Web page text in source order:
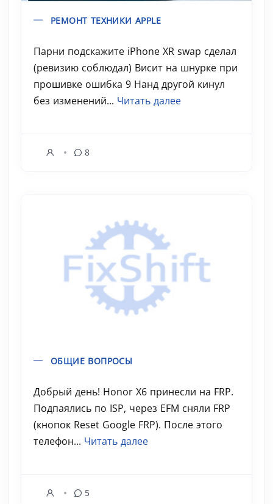
РЕМОНТ ТЕХНИКИ APPLE
Парни подскажите iPhone XR swap сделал
(ревизию соблюдал) Висит на шнурке при
прошивке ошибка 9 Нанд другой кинул
без изменений... Читать далее
8
ОБЩИЕ ВОПРОСЫ
Добрый день! Honor X6 принесли на FRP.
Подпаялись по ISP, через EFM сняли FRP
(кнопок Reset Google FRP). После этого
телефон... Читать далее
5